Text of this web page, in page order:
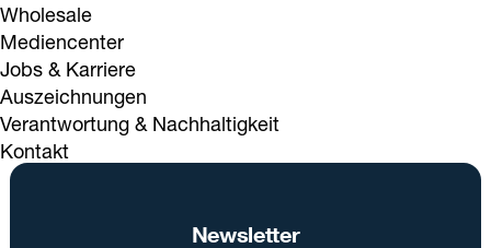
Wholesale
Mediencenter
Jobs & Karriere
Auszeichnungen
Verantwortung & Nachhaltigkeit
Kontakt
Newsletter